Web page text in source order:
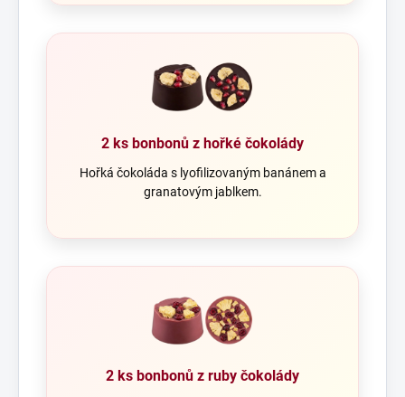
2 ks bonbonů z hořké čokolády
Hořká čokoláda s lyofilizovaným banánem a
granatovým jablkem.
2 ks bonbonů z ruby čokolády